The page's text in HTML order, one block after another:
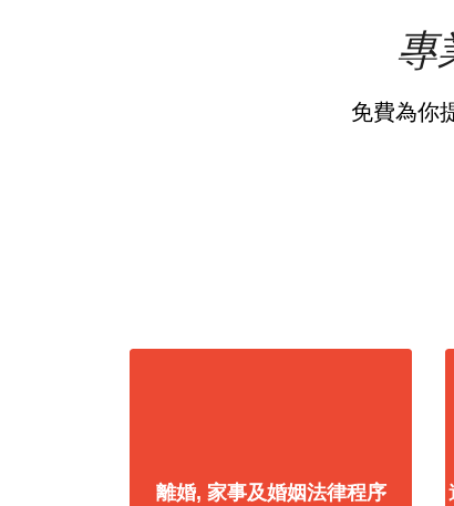
專
免費為你
離婚, 家事及婚姻法律程序